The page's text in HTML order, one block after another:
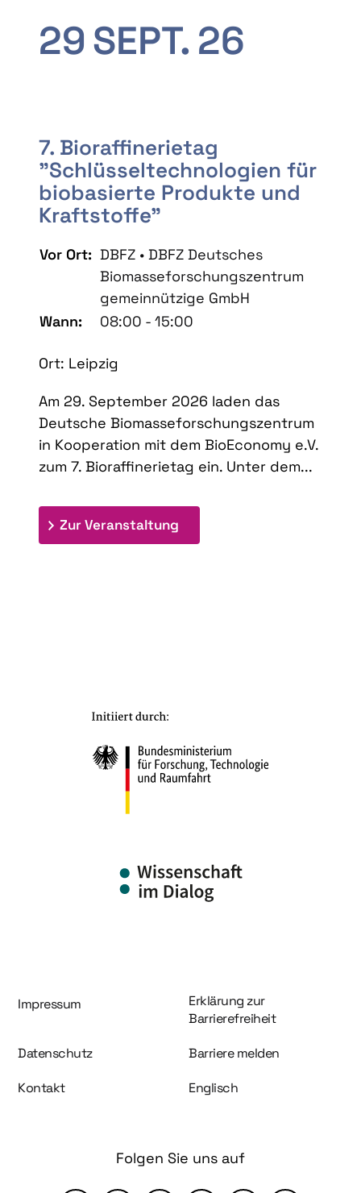
29SEPT. 26
7. Bioraffinerietag
"Schlüsseltechnologien für
biobasierte Produkte und
Kraftstoffe"
Vor Ort: DBFZ • DBFZ Deutsches
Biomasseforschungszentrum
gemeinnützige GmbH
Wann:
08:00 - 15:00
Ort: Leipzig
Am 29. September 2026 laden das
Deutsche Biomasseforschungszentrum
in Kooperation mit dem BioEconomy e.V.
zum 7. Bioraffinerietag ein. Unter dem...
Zur Veranstaltung
Information und Service
Impressum
Erklärung zur
Barrierefreiheit
Datenschutz Barriere melden
Kontakt Englisch
Folgen Sie uns auf